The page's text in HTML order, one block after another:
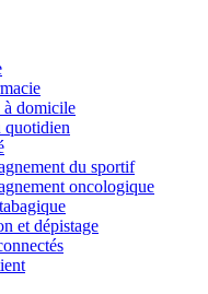
domicile
quotidien
du sportif
oncologique
et dépistage